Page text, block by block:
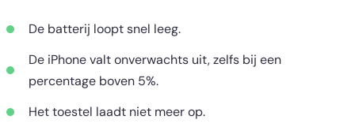
De batterij loopt snel leeg.
De iPhone valt onverwachts uit, zelfs bij een
percentage boven 5%.
Het toestel laadt niet meer op.